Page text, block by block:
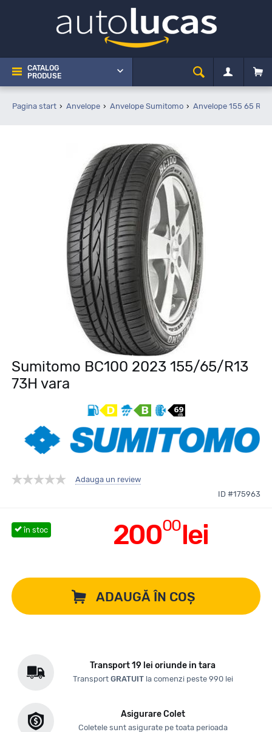
CATALOG
PRODUSE
Pagina start Anvelope Anvelope Sumitomo Anvelope 155 65 R13
Sumitomo BC100 2023 155/65/R13
73H vara
Adauga un review
ID #175963
20000lei
în stoc
ADAUGĂ ÎN COȘ
Transport 19 lei oriunde in tara
Transport GRATUITla comenzi peste 990 lei
Asigurare Colet
Coletele sunt asigurate pe toata perioada